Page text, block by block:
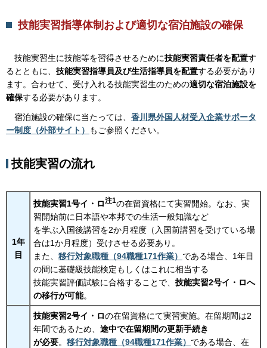
技能実習指導体制および適切な宿泊施設の確保
技能実習生に技能等を習得させるために技能実習責任者を配置す
るとともに、 技能実習指導員及び生活指導員を配置する必要があり
ます。合わせて、受け入れる技能実習生のための適切な宿泊施設を
確保する必要があります。
宿泊施設の確保に当たっては、 香川県外国人材受入企業サポータ
ー制度（外部サイト）
もご参照ください。
技能実習の流れ
1年
目
技能実習1号イ・ロ注1の在留資格にて実習開始。なお、実
習開始前に日本語や本邦での生活一般知識など
を学ぶ入国後講習を2か月程度（入国前講習を受けている場
合は1か月程度）受けさせる必要あり。
また、 移行対象職種（94職種171作業） である場合、1年目
の間に基礎級技能検定もしくはこれに相当する
技能実習評価試験に合格することで、 技能実習2号イ・ロへ
の移行が可能。
技能実習2号イ・ロの在留資格にて実習実施。在留期間は2
年間であるため、 途中で在留期間の更新手続き
が必要。 移行対象職種（94職種171作業） である場合、在